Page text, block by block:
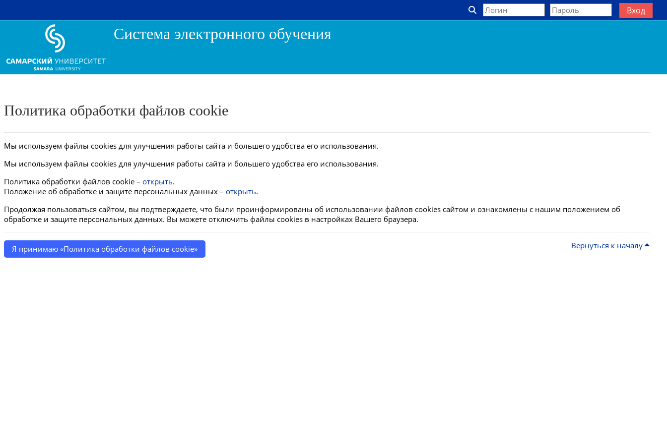
Изменить данные поисковой строки
Вход
Система электронного обучения
Политика обработки файлов cookie
Мы используем файлы cookies для улучшения работы сайта и большего удобства его использования.
Мы используем файлы cookies для улучшения работы сайта и большего удобства его использования.
Политика обработки файлов cookie – открыть.
Положение об обработке и защите персональных данных – открыть.
Продолжая пользоваться сайтом, вы подтверждаете, что были проинформированы об использовании файлов cookies сайтом и ознакомлены с нашим положением об
обработке и защите персональных данных. Вы можете отключить файлы cookies в настройках Вашего браузера.
Я принимаю «Политика обработки файлов cookie» Вернуться к началу